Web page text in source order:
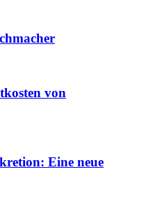
von
Eine neue